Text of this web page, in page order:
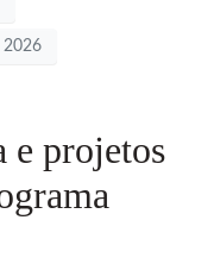
2026
e projetos